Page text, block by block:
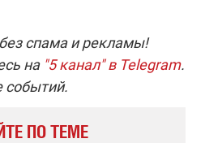
спама и рекламы!
на "5 канал" в Telegram.
событий.
ПО ТЕМЕ